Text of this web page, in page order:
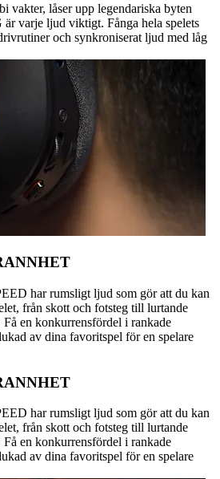
vakter, låser upp legendariska byten
är varje ljud viktigt. Fånga hela spelets
och synkroniserat ljud med låg
har rumsligt ljud som gör att du kan
från skott och fotsteg till lurtande
en konkurrensfördel i rankade
av dina favoritspel för en spelare
har rumsligt ljud som gör att du kan
från skott och fotsteg till lurtande
en konkurrensfördel i rankade
av dina favoritspel för en spelare